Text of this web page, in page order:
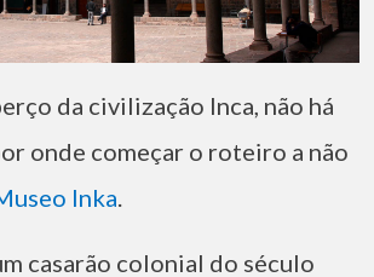
da civilização Inca, não há
onde começar o roteiro a não
Inka
casarão colonial do século